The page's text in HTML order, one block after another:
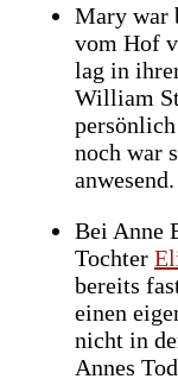
Mary war
vom Hof
lag in
William
noch war
anwesend.
Bei Anne
Tochter
bereits
einen
nicht in
Annes